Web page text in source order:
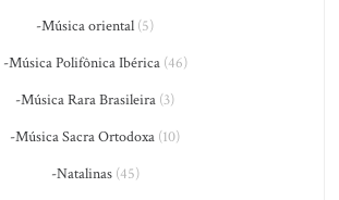
-Música oriental (5)
-Música Polifônica Ibérica(46)
-Música Rara Brasileira (3)
-Música Sacra Ortodoxa (10)
-Natalinas(45)